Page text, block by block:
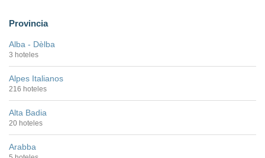
Provincia
Alba - Dèlba
3 hoteles
Alpes Italianos
216 hoteles
Alta Badia
20 hoteles
Arabba